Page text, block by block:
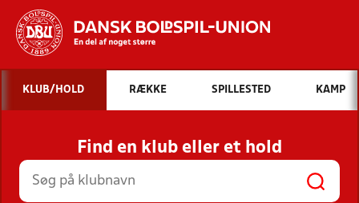
Hvad vil du søge efter?
INDHOLD OG NYHEDER
STILLINGER, RESULTATER, KLUBBER OG
HOLD
KLUB/HOLD RÆKKE SPILLESTED KAMP
Find en klub eller et hold